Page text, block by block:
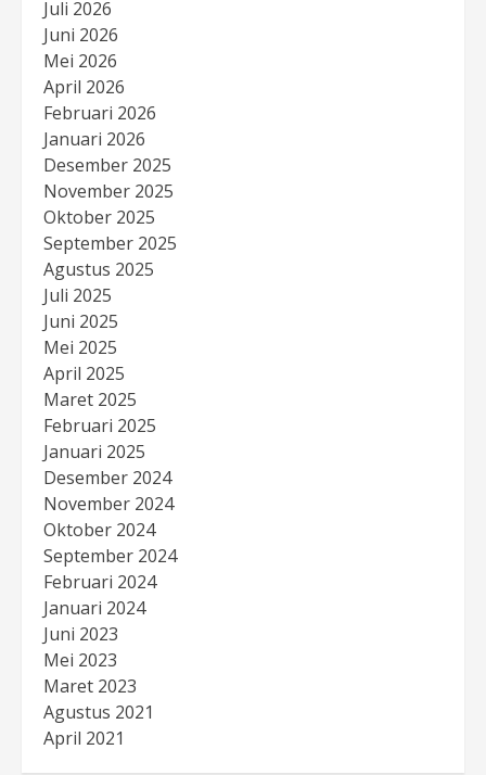
Juli 2026
Juni 2026
Mei 2026
April 2026
Februari 2026
Januari 2026
Desember 2025
November 2025
Oktober 2025
September 2025
Agustus 2025
Juli 2025
Juni 2025
Mei 2025
April 2025
Maret 2025
Februari 2025
Januari 2025
Desember 2024
November 2024
Oktober 2024
September 2024
Februari 2024
Januari 2024
Juni 2023
Mei 2023
Maret 2023
Agustus 2021
April 2021